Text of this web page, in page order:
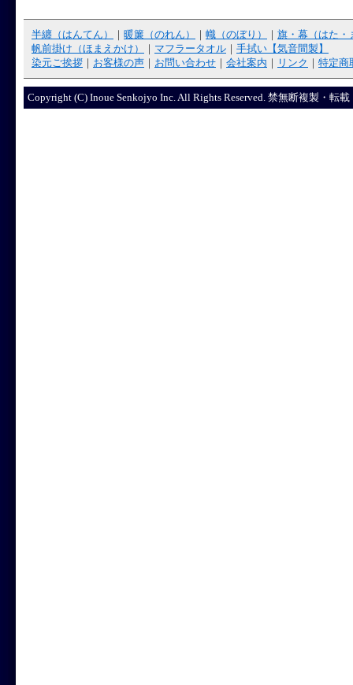
半纏（はんてん） ｜ 暖簾（のれん） ｜ 幟（のぼり） ｜ 旗・幕（はた・
帆前掛け（ほまえかけ）
｜ マフラータオル ｜ 手拭い【気音間製】
染元ご挨拶 ｜ お客様の声 ｜ お問い合わせ ｜ 会社案内 ｜ リンク ｜ 特定商
Copyright (C) Inoue Senkojyo Inc. All Rights Reserved. 禁無断複製・